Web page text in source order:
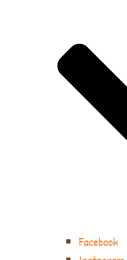
Facebook